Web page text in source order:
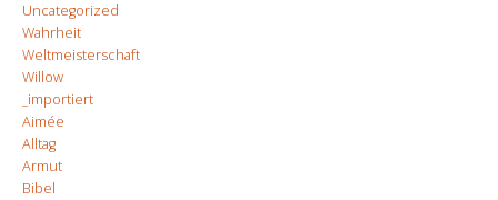
Uncategorized
Wahrheit
Weltmeisterschaft
Willow
_importiert
Aimée
Alltag
Armut
Bibel